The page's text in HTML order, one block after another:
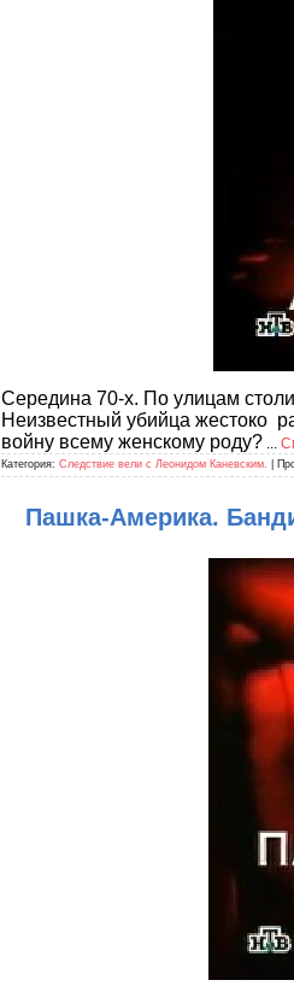
Середина 70-х. По улицам
Неизвестный убийца жестоко
войну всему женскому роду? ...
Категория: Следствие вели с Леонидом Каневским. |
Пашка-Америка.